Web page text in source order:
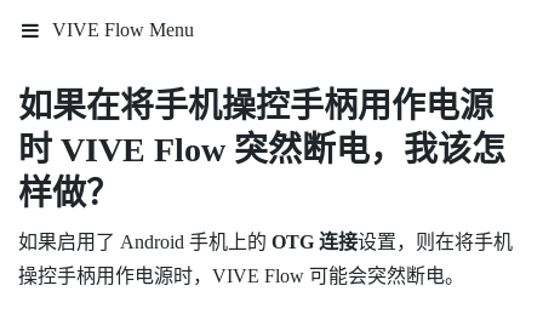
VIVE Flow Menu
如果在将手机操控手柄用作电源
时 VIVE Flow 突然断电，我该怎
样做？
如果启用了 Android 手机上的 OTG 连接设置，则在将手机
操控手柄用作电源时， VIVE Flow 可能会突然断电。